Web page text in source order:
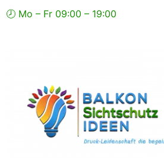
Zum
🕗 Mo – Fr 09:00 – 19:00